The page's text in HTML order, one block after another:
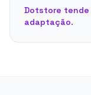
Dotstore tende
adaptação.